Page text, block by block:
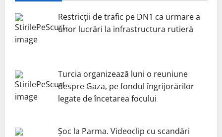
Restricții de trafic pe DN1 ca urmare a
unor lucrări la infrastructura rutieră
Turcia organizează luni o reuniune
despre Gaza, pe fondul îngrijorărilor
legate de încetarea focului
Șoc la Parma. Videoclip cu scandări